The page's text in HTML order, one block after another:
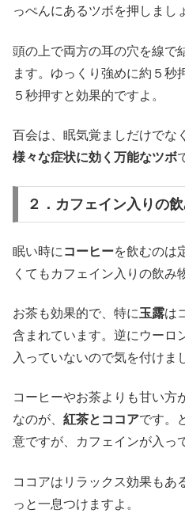
っぺんにあるツボを押しまし
頭の上で両方の耳の穴を線で
ます。ゆっくり強めに約５秒
５秒押すと効果的ですよ。
百会は、眠気覚ましだけでな
様々な症状に効く万能なツボ
２．カフェイン入りの
眠い時に コーヒーを飲むのは
くてもカフェイン入りの飲み
お茶も効果的で、特に玉露は
含まれています。逆にウーロ
入っていないので気を付けま
コーヒーやお茶よりも甘い方
なのが、 紅茶とココアです。
意ですが、カフェインが入っ
ココアはリラックス効果もあ
っと一息つけますよ。